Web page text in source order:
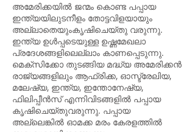
അമേരിക്കയിൽ ജന്മം കൊണ്ട പപ്പായ
ഇന്ത്യയിലുടനീളം തോട്ടവിളയായും
അല്ലാതെയുംകൃഷിചെയ്തു വരുന്നു.
ഇന്ത്യ ഉൾപ്പടെയുള്ള ഉഷ്ണമേഖലാ
പ്രദേശങ്ങളിലെല്ലാം കാണപ്പെടുന്നു.
മെക്സിക്കോ തുടങ്ങിയ മദ്ധ്യ അമേരിക്കൻ
രാജ്യങ്ങളിലും ആഫ്രിക്ക, ഓസ്ട്രേലിയ,
മലേഷ്യ, ഇന്ത്യ, ഇന്തോനേഷ്യ,
ഫിലിപ്പീൻസ് എന്നിവിടങ്ങളിൽ പപ്പായ
കൃഷിചെയ്തുവരുന്നു. പപ്പായ
അല്ലെങ്കിൽ ഓമക്ക മരം കേരളത്തിൽ